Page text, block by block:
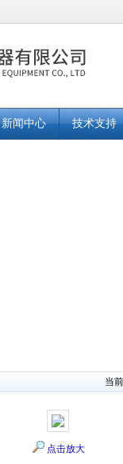
新闻中心 技术支持
当
点击放大